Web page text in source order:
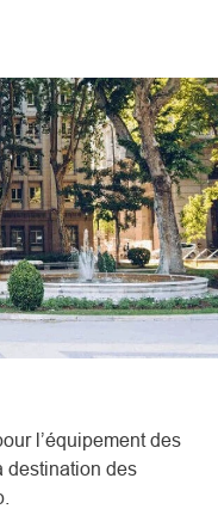
l’équipement des
destination des